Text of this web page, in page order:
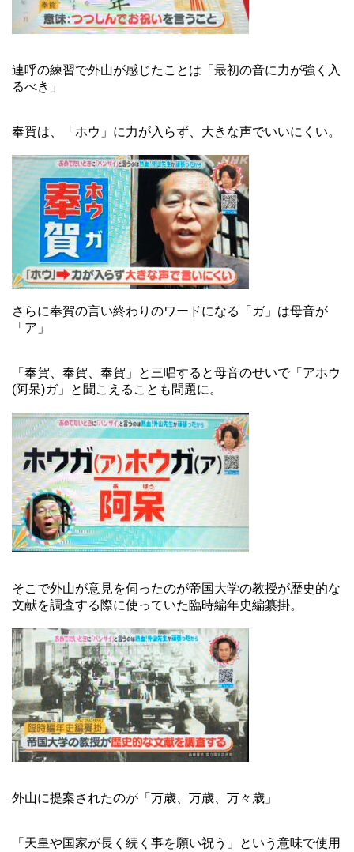
連呼の練習で外山が感じたことは「最初の音に力が強く入
るべき」
奉賀は、「ホウ」に力が入らず、大きな声でいいにくい。
さらに奉賀の言い終わりのワードになる「ガ」は母音が
「ア」
「奉賀、奉賀、奉賀」と三唱すると母音のせいで「アホウ
(阿呆)ガ」と聞こえることも問題に。
そこで外山が意見を伺ったのが帝国大学の教授が歴史的な
文献を調査する際に使っていた臨時編年史編纂掛。
外山に提案されたのが「万歳、万歳、万々歳」
「天皇や国家が長く続く事を願い祝う」という意味で使用